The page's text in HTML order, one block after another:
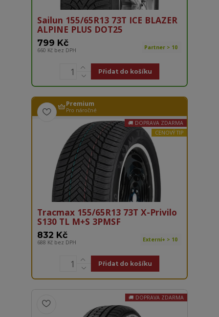
Sailun 155/65R13 73T ICE BLAZER
ALPINE PLUS DOT25
799 Kč
660 Kč bez DPH Partner > 10
Přidat do košíku
Premium
Pro náročné
DOPRAVA ZDARMA
CENOVÝ TIP
Tracmax 155/65R13 73T X-Privilo
S130 TL M+S 3PMSF
832 Kč
688 Kč bez DPH Externí+ > 10
Přidat do košíku
DOPRAVA ZDARMA